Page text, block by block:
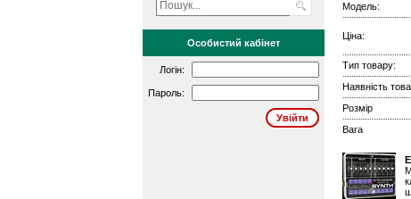
Особистий кабінет
Логін:
Пароль:
Модель:
Ціна:
Тип товару:
Наявність
Розмір
Вага